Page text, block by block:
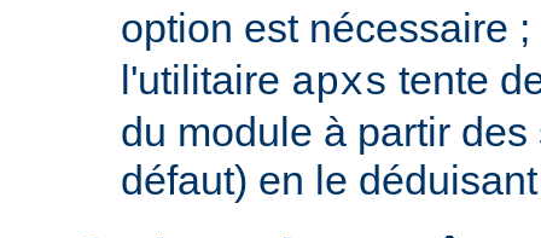
option est nécessaire
l'utilitaire apxs tente
du module à partir
défaut) en le